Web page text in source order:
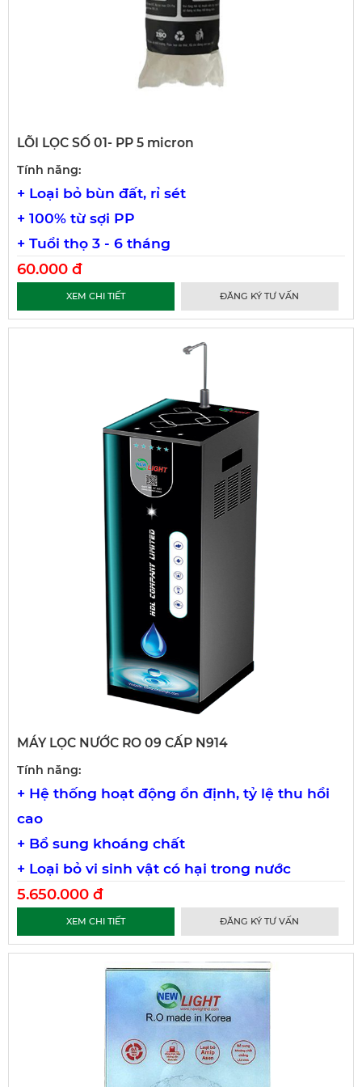
LÕI LỌC SỐ 01- PP 5 micron
Tính năng:
+ Loại bỏ bùn đất, rỉ sét
+ 100% từ sợi PP
+ Tuổi thọ 3 - 6 tháng
60.000 đ
XEM CHI TIẾT ĐĂNG KÝ TƯ VẤN
MÁY LỌC NƯỚC RO 09 CẤP N914
Tính năng:
+ Hệ thống hoạt động ổn định, tỷ lệ thu hồi
cao
+ Bổ sung khoáng chất
+ Loại bỏ vi sinh vật có hại trong nước
5.650.000 đ
XEM CHI TIẾT ĐĂNG KÝ TƯ VẤN